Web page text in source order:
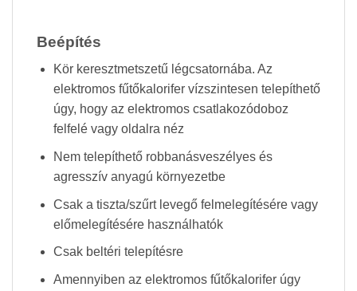
Beépítés
Kör keresztmetszetű légcsatornába. Az
elektromos fűtőkalorifer vízszintesen telepíthető
úgy, hogy az elektromos csatlakozódoboz
felfelé vagy oldalra néz
Nem telepíthető robbanásveszélyes és
agresszív anyagú környezetbe
Csak a tiszta/szűrt levegő felmelegítésére vagy
előmelegítésére használhatók
Csak beltéri telepítésre
Amennyiben az elektromos fűtőkalorifer úgy